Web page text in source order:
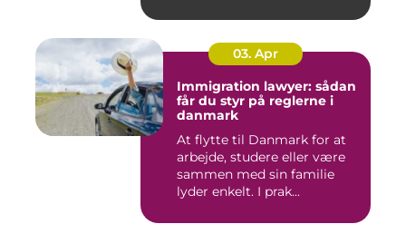
03. Apr
Immigration lawyer: sådan
får du styr på reglerne i
danmark
At flytte til Danmark for at
arbejde, studere eller være
sammen med sin familie
lyder enkelt. I prak...